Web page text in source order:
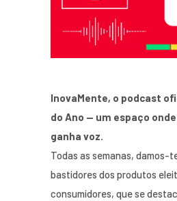
InovaMente, o podcast
do Ano — um espaço
ganha voz.
Todas as semanas, damos-
bastidores dos produtos
consumidores, que se